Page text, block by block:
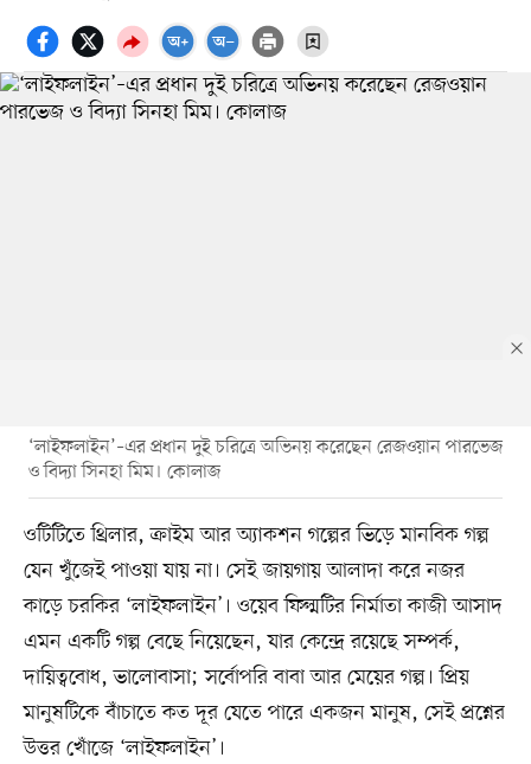
‘লাইফলাইন’–এর প্রধান দুই চরিত্রে অভিনয় করেছেন রেজওয়ান পারভেজ
ও বিদ্যা সিনহা মিম। কোলাজ
ওটিটিতে থ্রিলার, ক্রাইম আর অ্যাকশন গল্পের ভিড়ে মানবিক গল্প
যেন খুঁজেই পাওয়া যায় না। সেই জায়গায় আলাদা করে নজর
কাড়ে চরকির ‘লাইফলাইন’। ওয়েব ফিল্মটির নির্মাতা কাজী আসাদ
এমন একটি গল্প বেছে নিয়েছেন, যার কেন্দ্রে রয়েছে সম্পর্ক,
দায়িত্ববোধ, ভালোবাসা; সর্বোপরি বাবা আর মেয়ের গল্প। প্রিয়
মানুষটিকে বাঁচাতে কত দূর যেতে পারে একজন মানুষ, সেই প্রশ্নের
উত্তর খোঁজে ‘লাইফলাইন’।